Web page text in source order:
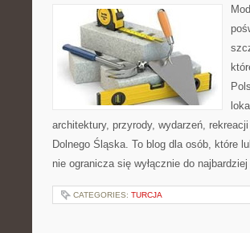
architektury, przyrody, wydarzeń,
Dolnego Śląska. To blog dla osób, które
nie ogranicza się wyłącznie do
CATEGORIES: TURCJA